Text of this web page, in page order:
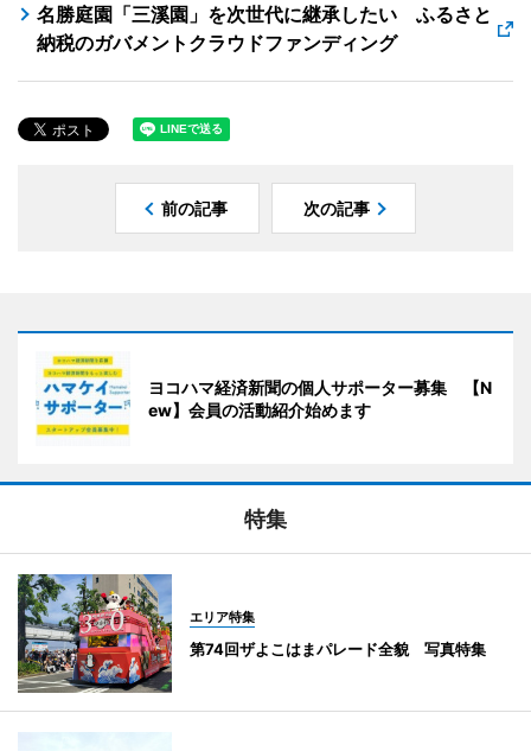
名勝庭園「三溪園」を次世代に継承したい ふるさと
納税のガバメントクラウドファンディング
前の記事 次の記事
ヨコハマ経済新聞の個人サポーター募集 【N
ew】会員の活動紹介始めます
特集
エリア特集
第74回ザよこはまパレード全貌 写真特集